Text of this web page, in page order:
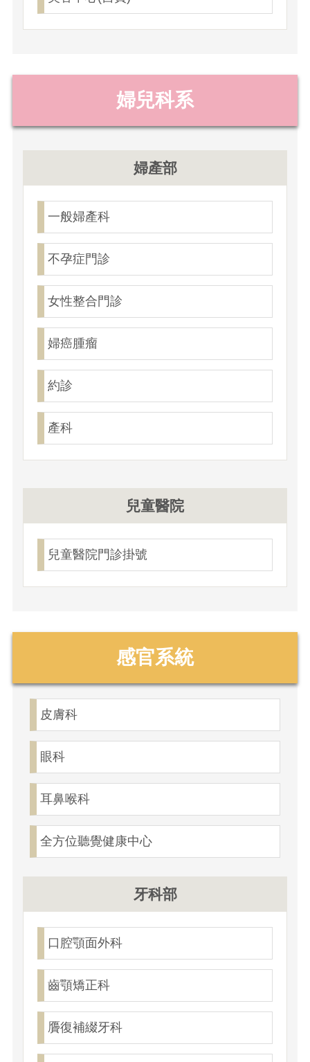
婦兒科系
婦產部
一般婦產科
不孕症門診
女性整合門診
婦癌腫瘤
約診
產科
兒童醫院
兒童醫院門診掛號
感官系統
皮膚科
眼科
耳鼻喉科
全方位聽覺健康中心
牙科部
口腔顎面外科
齒顎矯正科
贗復補綴牙科